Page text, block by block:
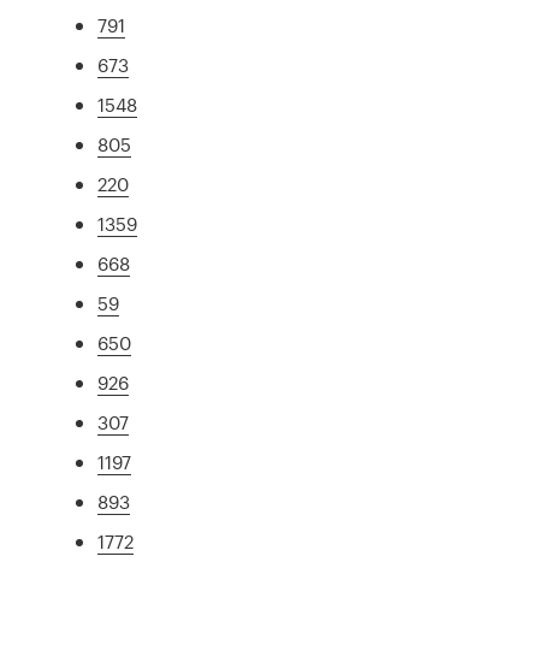
791
673
1548
805
220
1359
668
59
650
926
307
1197
893
1772